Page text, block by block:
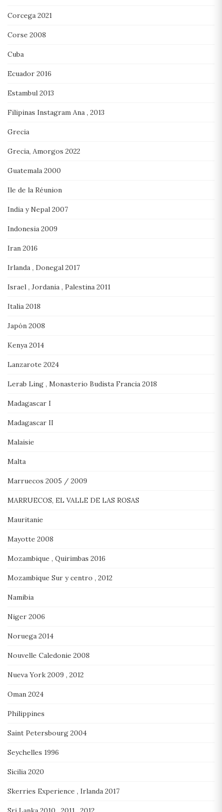
Corcega 2021
Corse 2008
Cuba
Ecuador 2016
Estambul 2013
Filipinas Instagram Ana , 2013
Grecia
Grecia, Amorgos 2022
Guatemala 2000
Ile de la Réunion
India y Nepal 2007
Indonesia 2009
Iran 2016
Irlanda , Donegal 2017
Israel , Jordania , Palestina 2011
Italia 2018
Japón 2008
Kenya 2014
Lanzarote 2024
Lerab Ling , Monasterio Budista Francia 2018
Madagascar I
Madagascar II
Malaisie
Malta
Marruecos 2005 / 2009
MARRUECOS, EL VALLE DE LAS ROSAS
Mauritanie
Mayotte 2008
Mozambique , Quirimbas 2016
Mozambique Sur y centro , 2012
Namibia
Niger 2006
Noruega 2014
Nouvelle Caledonie 2008
Nueva York 2009 , 2012
Oman 2024
Philippines
Saint Petersbourg 2004
Seychelles 1996
Sicilia 2020
Skerries Experience , Irlanda 2017